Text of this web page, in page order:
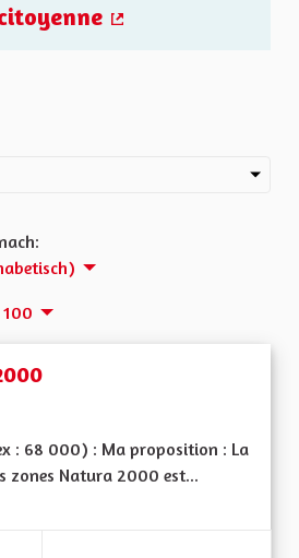
100
: 68 000) : Ma proposition : La
zones Natura 2000 est...